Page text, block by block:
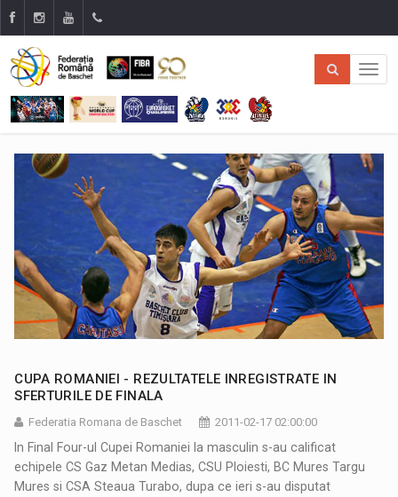
CUPA ROMANIEI - REZULTATELE INREGISTRATE IN
SFERTURILE DE FINALA
Federatia Romana de Baschet 2011-02-17 02:00:00
In Final Four-ul Cupei Romaniei la masculin s-au calificat
echipele CS Gaz Metan Medias, CSU Ploiesti, BC Mures Targu
Mures si CSA Steaua Turabo, dupa ce ieri s-au disputat